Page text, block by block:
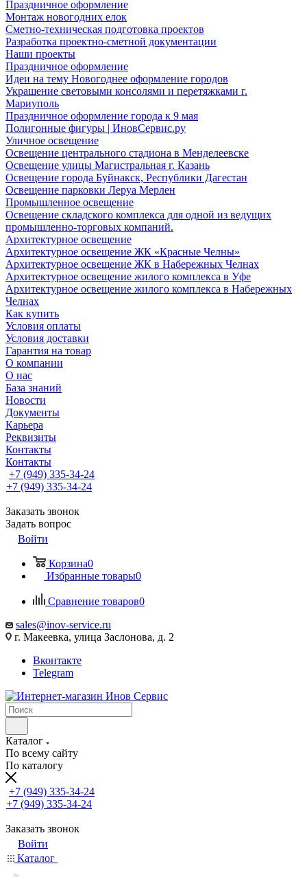
Праздничное оформление
Монтаж новогодних елок
Сметно-техническая подготовка проектов
Разработка проектно-сметной документации
Наши проекты
Праздничное оформление
Идеи на тему Новогоднее оформление городов
Украшение световыми консолями и перетяжками г.
Мариуполь
Праздничное оформление города к 9 мая
Полигонные фигуры | ИновСервис.ру
Уличное освещение
Освещение центрального стадиона в Менделеевске
Освещение улицы Магистральная г. Казань
Освещение города Буйнакск, Республики Дагестан
Освещение парковки Леруа Мерлен
Промышленное освещение
Освещение складского комплекса для одной из ведущих
промышленно-торговых компаний.
Архитектурное освещение
Архитектурное освещение ЖК «Красные Челны»
Архитектурное освещение ЖК в Набережных Челнах
Архитектурное освещение жилого комплекса в Уфе
Архитектурное освещение жилого комплекса в Набережных
Челнах
Как купить
Условия оплаты
Условия доставки
Гарантия на товар
О компании
О нас
База знаний
Новости
Документы
Карьера
Реквизиты
Контакты
Контакты
+7 (949) 335-34-24
+7 (949) 335-34-24
Заказать звонок
Задать вопрос
Войти
Корзина0
Избранные товары0
Сравнение товаров0
sales@inov-service.ru
г. Макеевка, улица Заслонова, д. 2
Вконтакте
Telegram
Каталог
По всему сайту
По каталогу
+7 (949) 335-34-24
+7 (949) 335-34-24
Заказать звонок
Войти
Каталог